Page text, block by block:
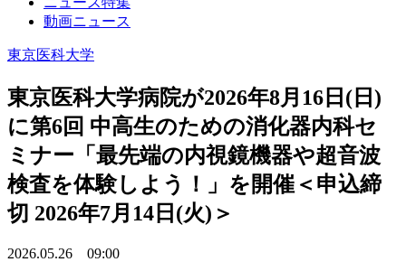
動画ニュース
東京医科大学
東京医科大学病院が2026年8月16日(日)
に第6回 中高生のための消化器内科セ
ミナー「最先端の内視鏡機器や超音波
検査を体験しよう！」を開催＜申込締
切 2026年7月14日(火)＞
2026.05.26 09:00